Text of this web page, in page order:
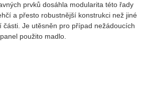
prvků dosáhla modularita této řady
a přesto robustnější konstrukci než jiné
Je utěsněn pro případ nežádoucích
použito madlo.